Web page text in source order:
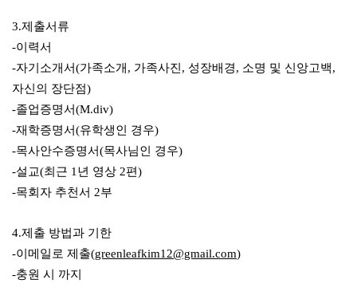
3.제출서류
-이력서
-자기소개서(가족소개, 가족사진, 성장배경, 소명 및 신앙고백,
자신의 장단점)
-졸업증명서(M.div)
-재학증명서(유학생인 경우)
-목사안수증명서(목사님인 경우)
-설교(최근 1년 영상 2편)
-목회자 추천서 2부
4.제출 방법과 기한
-이메일로 제출(greenleafkim12@gmail.com)
-충원 시 까지